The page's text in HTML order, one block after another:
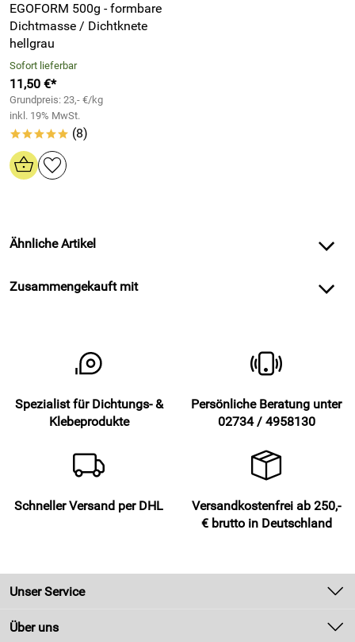
EGOFORM 500g - formbare
Dichtmasse / Dichtknete
hellgrau
Sofort lieferbar
11,50 €*
Grundpreis: 23,- €/kg
inkl. 19% MwSt.
***** (8)
Ähnliche Artikel
Zusammengekauft mit
Spezialist für Dichtungs- &
Klebeprodukte
Persönliche Beratung unter
02734 / 4958130
Schneller Versand per DHL
Versandkostenfrei ab 250,-
€ brutto in Deutschland
Unser Service
Kontakt
Über uns